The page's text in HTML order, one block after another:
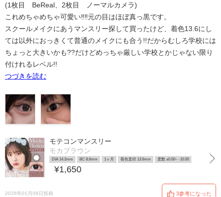
(1枚目 BeReal、2枚目 ノーマルカメラ)
これめちゃめちゃ可愛い‼️‼️元の目はほぼ真っ黒です。
スクールメイクにあうマンスリー探して買ったけど、着色13.6にし
ては以外におっきくて普通のメイクにも合う!!だからむしろ学校には
ちょっと大きいかも??だけどめっちゃ厳しい学校とかじゃない限り
付けれるレベル!!
つづきを読む
モテコンマンスリー
モカブラウン
DIA 14.2mm BC 8.6mm 1ヶ月 着色直径 13.6mm 度数 ±0.00~ -10.00
¥1,650
2026年01月08日投稿 3参考になった